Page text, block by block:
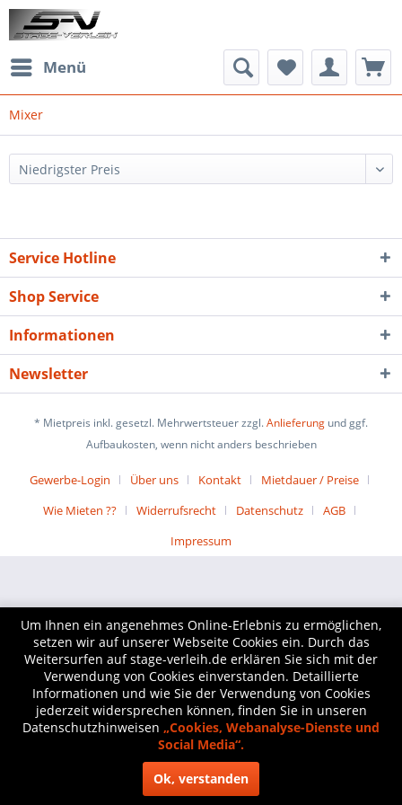
Menü
Mixer
Service Hotline
Shop Service
Informationen
Newsletter
* Mietpreis inkl. gesetzl. Mehrwertsteuer zzgl.Anlieferung und ggf.
Aufbaukosten, wenn nicht anders beschrieben
Gewerbe-Login Über uns Kontakt
Mietdauer / Preise
Wie Mieten ??
Widerrufsrecht Datenschutz
AGB
Impressum
Um Ihnen ein angenehmes Online-Erlebnis zu ermöglichen,
setzen wir auf unserer Webseite Cookies ein. Durch das
Weitersurfen auf stage-verleih.de erklären Sie sich mit der
Verwendung von Cookies einverstanden. Detaillierte
Informationen und wie Sie der Verwendung von Cookies
jederzeit widersprechen können, finden Sie in unseren
Datenschutzhinweisen „Cookies, Webanalyse-Dienste und
Social Media“.
Ok, verstanden
WhatsApp Live-Chat